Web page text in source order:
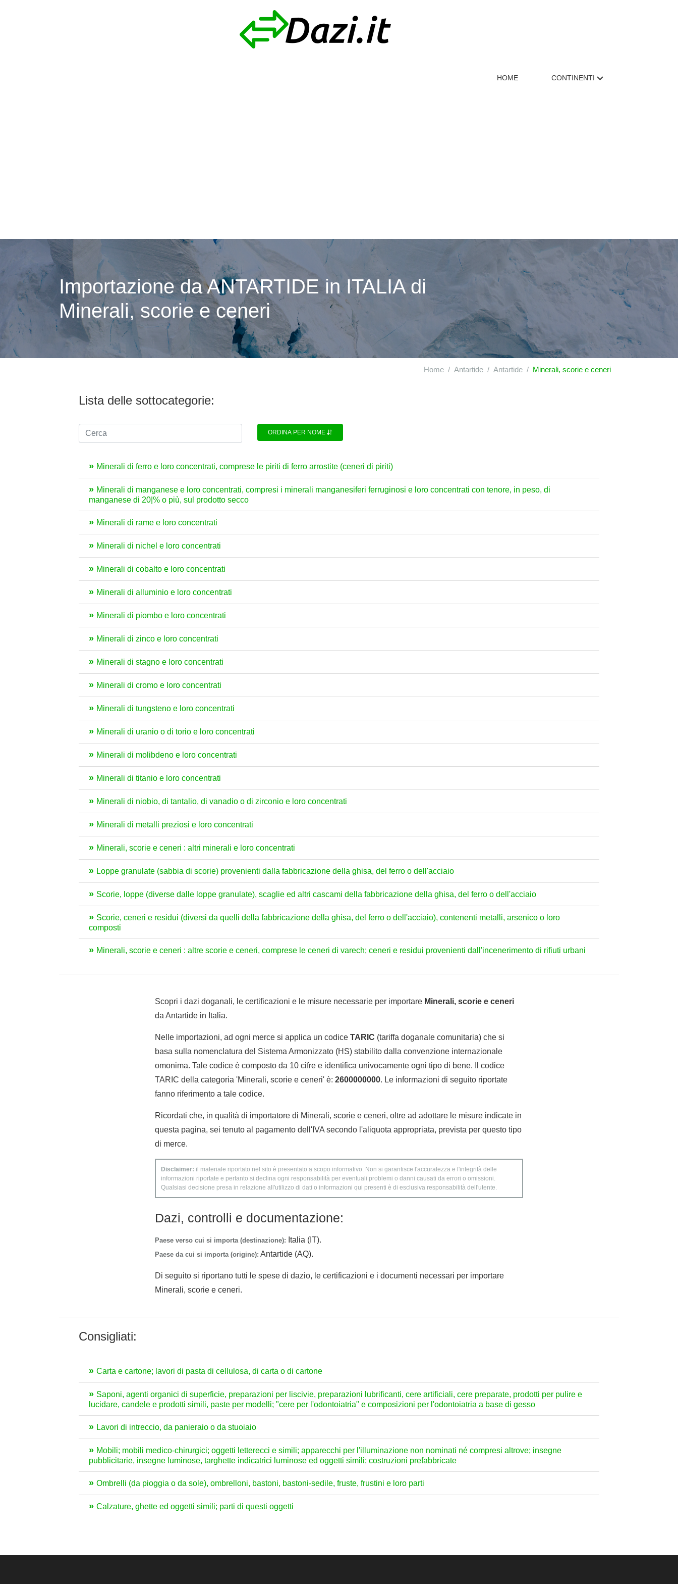
HOME CONTINENTI
Importazione da ANTARTIDE in ITALIA di
Minerali, scorie e ceneri
Home Antartide Antartide Minerali, scorie e ceneri
Lista delle sottocategorie:
ORDINA PER NOME
Minerali di ferro e loro concentrati, comprese le piriti di ferro arrostite (ceneri di piriti)
Minerali di manganese e loro concentrati, compresi i minerali manganesiferi ferruginosi e loro concentrati con tenore, in peso, di
manganese di 20|% o più, sul prodotto secco
Minerali di rame e loro concentrati
Minerali di nichel e loro concentrati
Minerali di cobalto e loro concentrati
Minerali di alluminio e loro concentrati
Minerali di piombo e loro concentrati
Minerali di zinco e loro concentrati
Minerali di stagno e loro concentrati
Minerali di cromo e loro concentrati
Minerali di tungsteno e loro concentrati
Minerali di uranio o di torio e loro concentrati
Minerali di molibdeno e loro concentrati
Minerali di titanio e loro concentrati
Minerali di niobio, di tantalio, di vanadio o di zirconio e loro concentrati
Minerali di metalli preziosi e loro concentrati
Minerali, scorie e ceneri : altri minerali e loro concentrati
Loppe granulate (sabbia di scorie) provenienti dalla fabbricazione della ghisa, del ferro o dell'acciaio
Scorie, loppe (diverse dalle loppe granulate), scaglie ed altri cascami della fabbricazione della ghisa, del ferro o dell'acciaio
Scorie, ceneri e residui (diversi da quelli della fabbricazione della ghisa, del ferro o dell'acciaio), contenenti metalli, arsenico o loro
composti
Minerali, scorie e ceneri : altre scorie e ceneri, comprese le ceneri di varech; ceneri e residui provenienti dall'incenerimento di rifiuti urbani
Scopri i dazi doganali, le certificazioni e le misure necessarie per importare Minerali, scorie e ceneri
da Antartide in Italia.
Nelle importazioni, ad ogni merce si applica un codice TARIC (tariffa doganale comunitaria) che si
basa sulla nomenclatura del Sistema Armonizzato (HS) stabilito dalla convenzione internazionale
omonima. Tale codice è composto da 10 cifre e identifica univocamente ogni tipo di bene. Il codice
TARIC della categoria 'Minerali, scorie e ceneri' è: 2600000000. Le informazioni di seguito riportate
fanno riferimento a tale codice.
Ricordati che, in qualità di importatore di Minerali, scorie e ceneri, oltre ad adottare le misure indicate in
questa pagina, sei tenuto al pagamento dell'IVA secondo l'aliquota appropriata, prevista per questo tipo
di merce.
Disclaimer: il materiale riportato nel sito è presentato a scopo informativo. Non si garantisce l'accuratezza e l'integrità delle
informazioni riportate e pertanto si declina ogni responsabilità per eventuali problemi o danni causati da errori o omissioni.
Qualsiasi decisione presa in relazione all'utilizzo di dati o informazioni qui presenti è di esclusiva responsabilità dell'utente.
Dazi, controlli e documentazione:
Paese verso cui si importa (destinazione): Italia (IT).
Paese da cui si importa (origine): Antartide (AQ).
Di seguito si riportano tutti le spese di dazio, le certificazioni e i documenti necessari per importare
Minerali, scorie e ceneri.
Consigliati:
Carta e cartone; lavori di pasta di cellulosa, di carta o di cartone
Saponi, agenti organici di superficie, preparazioni per liscivie, preparazioni lubrificanti, cere artificiali, cere preparate, prodotti per pulire e
lucidare, candele e prodotti simili, paste per modelli; "cere per l'odontoiatria" e composizioni per l'odontoiatria a base di gesso
Lavori di intreccio, da panieraio o da stuoiaio
Mobili; mobili medico-chirurgici; oggetti letterecci e simili; apparecchi per l'illuminazione non nominati né compresi altrove; insegne
pubblicitarie, insegne luminose, targhette indicatrici luminose ed oggetti simili; costruzioni prefabbricate
Ombrelli (da pioggia o da sole), ombrelloni, bastoni, bastoni-sedile, fruste, frustini e loro parti
Calzature, ghette ed oggetti simili; parti di questi oggetti